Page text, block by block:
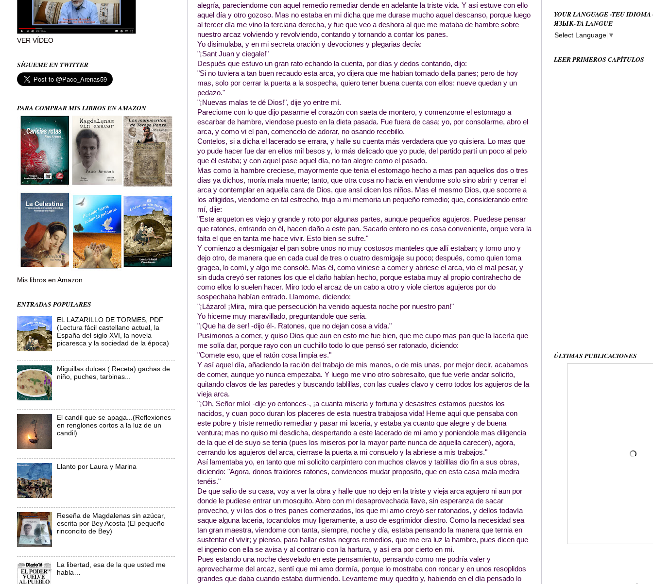
alegría, pareciendome con aquel remedio remediar dende en adelante la triste vida. Y así estuve con ello
aquel día y otro gozoso. Mas no estaba en mi dicha que me durase mucho aquel descanso, porque luego
al tercer día me vino la terciana derecha, y fue que veo a deshora al que me mataba de hambre sobre
nuestro arcaz volviendo y revolviendo, contando y tornando a contar los panes.
Yo disimulaba, y en mi secreta oración y devociones y plegarias decía:
"¡Sant Juan y ciegale!"
Después que estuvo un gran rato echando la cuenta, por días y dedos contando, dijo:
"Si no tuviera a tan buen recaudo esta arca, yo dijera que me habían tomado della panes; pero de hoy
mas, solo por cerrar la puerta a la sospecha, quiero tener buena cuenta con ellos: nueve quedan y un
pedazo."
"¡Nuevas malas te dé Dios!", dije yo entre mí.
Pareciome con lo que dijo pasarme el corazón con saeta de montero, y comenzome el estomago a
escarbar de hambre, viendose puesto en la dieta pasada. Fue fuera de casa; yo, por consolarme, abro el
arca, y como vi el pan, comencelo de adorar, no osando recebillo.
Contelos, si a dicha el lacerado se errara, y halle su cuenta más verdadera que yo quisiera. Lo mas que
yo pude hacer fue dar en ellos mil besos y, lo más delicado que yo pude, del partido partí un poco al pelo
que él estaba; y con aquel pase aquel día, no tan alegre como el pasado.
Mas como la hambre creciese, mayormente que tenia el estomago hecho a mas pan aquellos dos o tres
días ya dichos, moría mala muerte; tanto, que otra cosa no hacia en viendome solo sino abrir y cerrar el
arca y contemplar en aquella cara de Dios, que ansí dicen los niños. Mas el mesmo Dios, que socorre a
los afligidos, viendome en tal estrecho, trujo a mi memoria un pequeño remedio; que, considerando entre
mí, dije:
"Este arqueton es viejo y grande y roto por algunas partes, aunque pequeños agujeros. Puedese pensar
que ratones, entrando en él, hacen daño a este pan. Sacarlo entero no es cosa conveniente, orque vera la
falta el que en tanta me hace vivir. Esto bien se sufre."
Y comienzo a desmigajar el pan sobre unos no muy costosos manteles que allí estaban; y tomo uno y
dejo otro, de manera que en cada cual de tres o cuatro desmigaje su poco; después, como quien toma
gragea, lo comí, y algo me consolé. Mas él, como viniese a comer y abriese el arca, vio el mal pesar, y
sin duda creyó ser ratones los que el daño habían hecho, porque estaba muy al propio contrahecho de
como ellos lo suelen hacer. Miro todo el arcaz de un cabo a otro y viole ciertos agujeros por do
sospechaba habían entrado. Llamome, diciendo:
"¡Lázaro! ¡Mira, mira que persecución ha venido aquesta noche por nuestro pan!"
Yo hiceme muy maravillado, preguntandole que seria.
"¡Que ha de ser! -dijo él-. Ratones, que no dejan cosa a vida."
Pusimonos a comer, y quiso Dios que aun en esto me fue bien, que me cupo mas pan que la lacería que
me solía dar, porque rayo con un cuchillo todo lo que pensó ser ratonado, diciendo:
"Comete eso, que el ratón cosa limpia es."
Y así aquel día, añadiendo la ración del trabajo de mis manos, o de mis unas, por mejor decir, acabamos
de comer, aunque yo nunca empezaba. Y luego me vino otro sobresalto, que fue verle andar solicito,
quitando clavos de las paredes y buscando tablillas, con las cuales clavo y cerro todos los agujeros de la
vieja arca.
"¡Oh, Señor mío! -dije yo entonces-, ¡a cuanta miseria y fortuna y desastres estamos puestos los
nacidos, y cuan poco duran los placeres de esta nuestra trabajosa vida! Heme aquí que pensaba con
este pobre y triste remedio remediar y pasar mi laceria, y estaba ya cuanto que alegre y de buena
ventura; mas no quiso mi desdicha, despertando a este lacerado de mi amo y poniendole mas diligencia
de la que el de suyo se tenia (pues los miseros por la mayor parte nunca de aquella carecen), agora,
cerrando los agujeros del arca, cierrase la puerta a mi consuelo y la abriese a mis trabajos."
Así lamentaba yo, en tanto que mi solicito carpintero con muchos clavos y tablillas dio fin a sus obras,
diciendo: "Agora, donos traidores ratones, convieneos mudar proposito, que en esta casa mala medra
tenéis."
De que salio de su casa, voy a ver la obra y halle que no dejo en la triste y vieja arca agujero ni aun por
donde le pudiese entrar un mosquito. Abro con mi desaprovechada llave, sin esperanza de sacar
provecho, y vi los dos o tres panes comenzados, los que mi amo creyó ser ratonados, y dellos todavía
saque alguna laceria, tocandolos muy ligeramente, a uso de esgrimidor diestro. Como la necesidad sea
tan gran maestra, viendome con tanta, siempre, noche y día, estaba pensando la manera que ternia en
sustentar el vivir; y pienso, para hallar estos negros remedios, que me era luz la hambre, pues dicen que
el ingenio con ella se avisa y al contrario con la hartura, y así era por cierto en mi.
Pues estando una noche desvelado en este pensamiento, pensando como me podría valer y
aprovecharme del arcaz, sentí que mi amo dormía, porque lo mostraba con roncar y en unos resoplidos
grandes que daba cuando estaba durmiendo. Levanteme muy quedito y, habiendo en el día pensado lo
VER VÍDEO
SÍGUEME EN TWITTER
PARA COMPRAR MIS LIBROS EN AMAZON
Mis libros en Amazon
ENTRADAS POPULARES
EL LAZARILLO DE TORMES, PDF
(Lectura fácil castellano actual, la
España del siglo XVI, la novela
picaresca y la sociedad de la época)
Miguillas dulces ( Receta) gachas de
niño, puches, tarbinas...
El candil que se apaga...(Reflexiones
en renglones cortos a la luz de un
candil)
Llanto por Laura y Marina
Reseña de Magdalenas sin azúcar,
escrita por Bey Acosta (El pequeño
rinconcito de Bey)
La libertad, esa de la que usted me
habla…
YOUR LANGUAGE -TEU
ЯЗЫК-TA LANGUE
Select Language ▼
LEER PRIMEROS CAPÍTULOS
ÚLTIMAS PUBLICACIONES